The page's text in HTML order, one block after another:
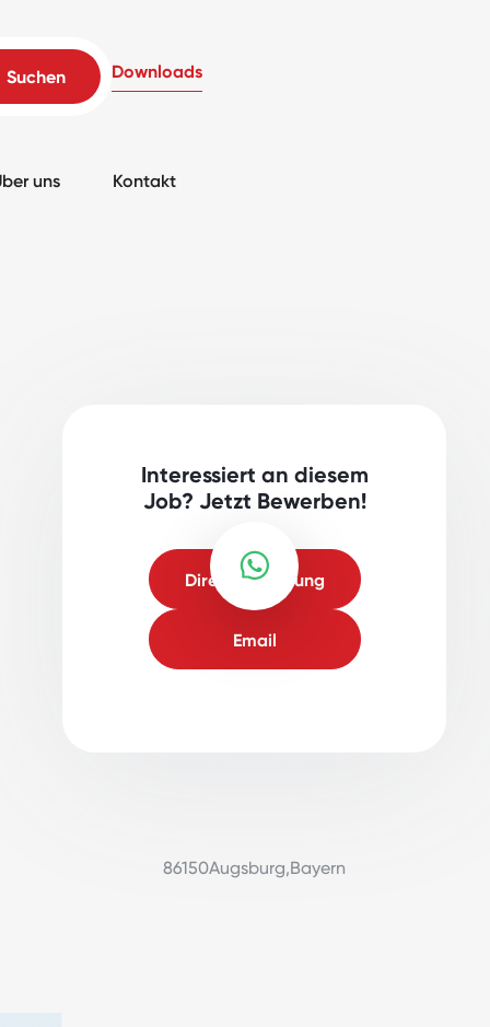
Downloads
uns Kontakt
Interessiert an diesem
Job? Jetzt Bewerben!
Direktbewerbung
Email
86150Augsburg,Bayern